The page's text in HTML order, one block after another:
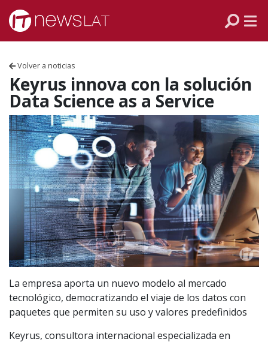
Skip to content
Volver a noticias
Keyrus innova con la solución
Data Science as a Service
La empresa aporta un nuevo modelo al mercado
tecnológico, democratizando el viaje de los datos con
paquetes que permiten su uso y valores predefinidos
Keyrus, consultora internacional especializada en
VENEZUELA
ECUADOR
PERÚ
CHILE
ARGENTINA
MÉXICO